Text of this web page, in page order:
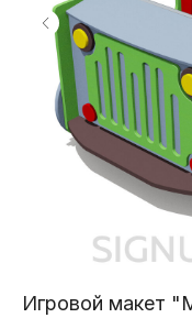
Игровой макет